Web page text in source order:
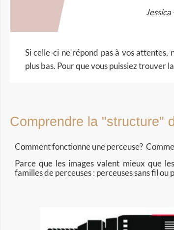
Si celle-ci ne répond pas à vos attentes,
plus bas. Pour que vous puissiez trouver
Comprendre la "structure"
Comment fonctionne une perceuse?
Parce que les images valent mieux que
familles de perceuses : perceuses sans fil ou